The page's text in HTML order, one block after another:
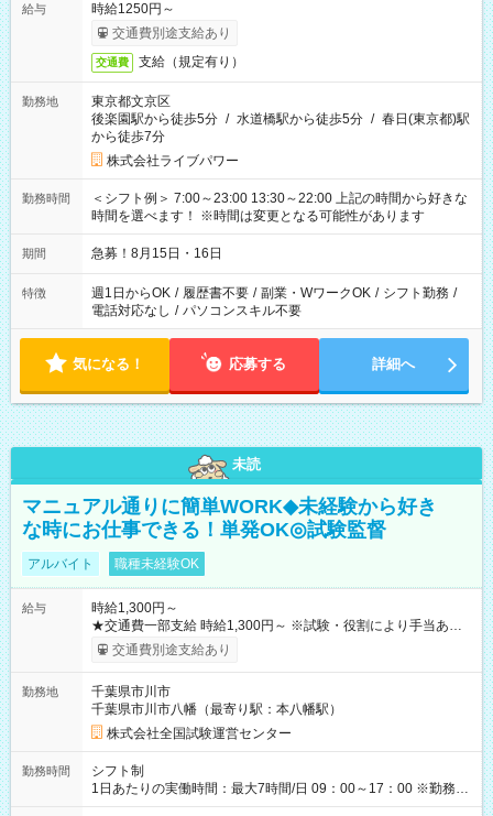
給与
時給1250円～
交通費別途支給あり
交通費 支給（規定有り）
勤務地
東京都文京区
後楽園駅から徒歩5分 / 水道橋駅から徒歩5分 / 春日(東京都)駅
から徒歩7分
株式会社ライブパワー
勤務時間
＜シフト例＞ 7:00～23:00 13:30～22:00 上記の時間から好きな
時間を選べます！ ※時間は変更となる可能性があります
期間 急募！8月15日・16日
特徴 週1日からOK / 履歴書不要 / 副業・WワークOK / シフト勤務 /
電話対応なし / パソコンスキル不要
気になる！ 応募する 詳細へ
未読
マニュアル通りに簡単WORK◆未経験から好き
な時にお仕事できる！単発OK◎試験監督
アルバイト 職種未経験OK
給与
時給1,300円～
★交通費一部支給 時給1,300円～ ※試験・役割により手当あり
※勤務回数により昇給あり 【即給（前払い）オプションあ
り！】 希望される場合、勤務から1週間ほどで給与の一部を受け
例】 ・河合塾模擬試験 8:30～17:30（休憩1時間） 時給1,300円
×8時間＝日収10,400円＋交通費 ※当日の役割により時給＋100
円の場合あり ・国家試験 7:00～13:30（休憩なし） 時給1,300
円（役割手当＋100円）×6時間＝日収8,400円＋交通費 【試用期
間】試用期間なし
交通費別途支給あり
勤務地
千葉県市川市
千葉県市川市八幡（最寄り駅：本八幡駅）
株式会社全国試験運営センター
勤務時間
シフト制
1日あたりの実働時間：最大7時間/日 09：00～17：00 ※勤務時
間は 試験により異なります。